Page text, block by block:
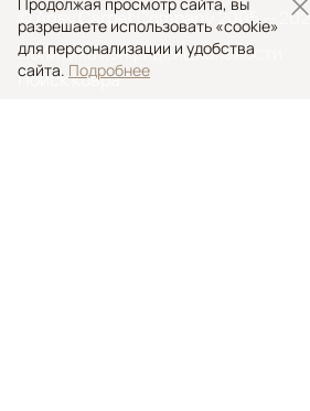
© Ansy Carpet Company 2005 — 2026
Политика конфиденциальности
Поиск ковра
разрешаете использовать «cookie»
для персонализации и удобства
сайта. Подробнее